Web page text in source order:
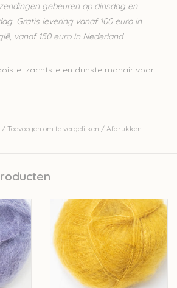
gebeuren op dinsdag en
Gratis levering vanaf 100 euro in
vanaf 150 euro in Nederland
zachtste en dunste mohair voor
28% moerbeizijde.
siliconen of andere softeners
te bereiken.
veel manieren gebruikt. Ultralichte truien
Je kan het ook combineren met
met de 1ply of 2 ply mohair van
fijne glanzende garen is geschikt voor
zoals lichte truien en jurken maar ook
/ Toevoegen om te vergelijken / Afdrukken